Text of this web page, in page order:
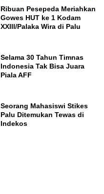
Ribuan Pesepeda Meriahkan
Gowes HUT ke 1 Kodam
XXIII/Palaka Wira di Palu
Selama 30 Tahun Timnas
Indonesia Tak Bisa Juara
Piala AFF
Seorang Mahasiswi Stikes
Palu Ditemukan Tewas di
Indekos